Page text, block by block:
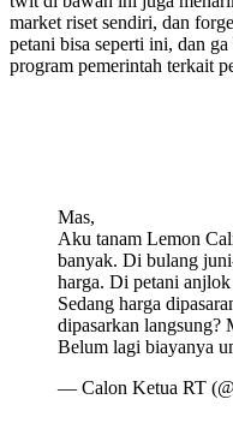
market riset sendiri, dan
petani bisa seperti ini, dan
program pemerintah terkait
Mas,
Aku tanam Lemon
banyak. Di bulang
harga. Di petani
Sedang harga
dipasarkan langsung?
Belum lagi biayanya
— Calon Ketua RT